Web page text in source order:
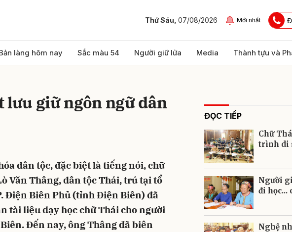
Thứ Sáu, 07/08/2026 Mới nhất
làng hôm nay Sắc màu 54 Người giữ lửa Media Thành tựu và
lưu giữ ngôn ngữ dân
dân tộc, đặc biệt là tiếng nói, chữ
Văn Thâng, dân tộc Thái, trú tại tổ
Điện Biên Phủ (tỉnh Điện Biên) đã
tài liệu dạy học chữ Thái cho người
Đến nay, ông Thâng đã biên
ĐỌC TIẾP
Chữ
trình di
Người
đi học...
Nghệ
luận
Gửi